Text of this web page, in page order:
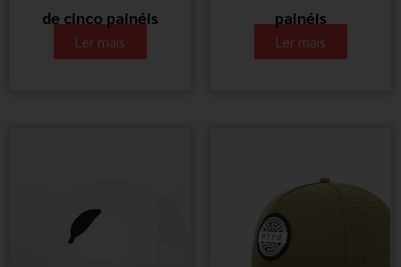
de cinco painéis
Ler mais
painéis
Ler mais